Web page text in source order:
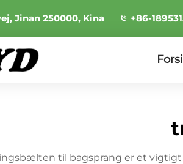
Jinan 250000, Kina +86-
til bagsprang er et